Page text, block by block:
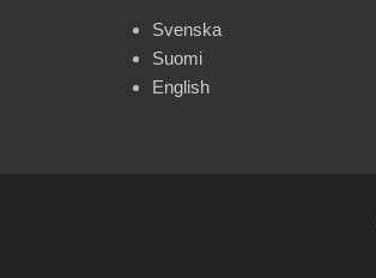
Svenska
Suomi
English